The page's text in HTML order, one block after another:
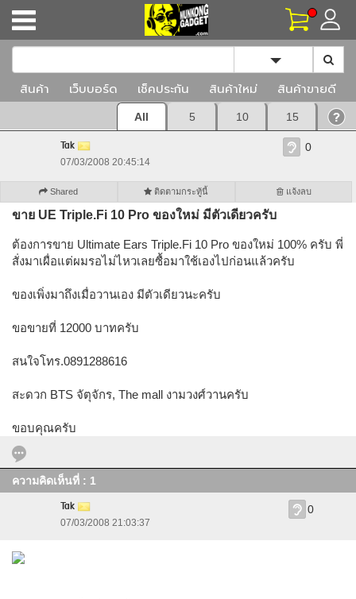
Toggle
สินค้า เว็บบอร์ด เช็คประกัน สินค้าใหม่ สินค้าขายดี
All 5 10 15
Tak
07/03/2008 20:45:14
0
Shared ติดตามกระทู้นี้ แจ้งลบ
ขาย UE Triple.Fi 10 Pro ของใหม่ มีตัวเดียวครับ
ต้องการขาย Ultimate Ears Triple.Fi 10 Pro ของใหม่ 100% ครับ พี่
สั่งมาเผื่อแต่ผมรอไม่ไหวเลยซื้อมาใช้เองไปก่อนแล้วครับ
ของเพิ่งมาถึงเมื่อวานเอง มีตัวเดียวนะครับ
ขอขายที่ 12000 บาทครับ
สนใจโทร.0891288616
สะดวก BTS จัตุจักร, The mall งามวงศ์วานครับ
ขอบคุณครับ
ความคิดเห็นที่ : 1
Tak
07/03/2008 21:03:37
0